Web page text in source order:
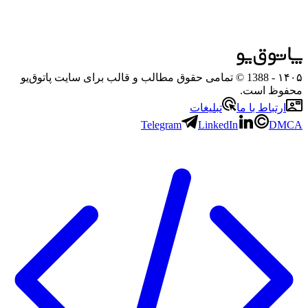
۱۴۰۵
- 1388 © تمامی حقوق مطالب و قالب برای سایت پاتوق‌یو
محفوظ است.
ارتباط با ما
تبلیغات
Telegram
LinkedIn DMCA